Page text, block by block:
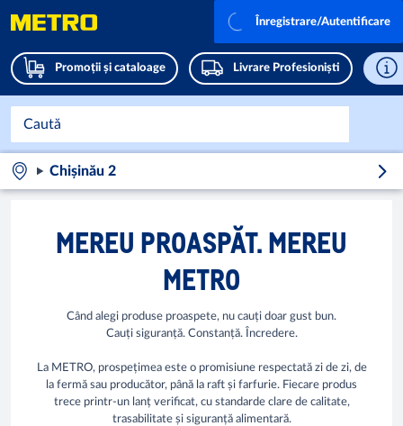
Promoții și cataloage Livrare Profesioniști
Înregistrare/Autentificare
Chișinău 2
MEREU PROASPĂT. MEREU
METRO
Când alegi produse proaspete, nu cauți doar gust bun.
Cauți siguranță. Constanță. Încredere.
La METRO, prospețimea este o promisiune respectată zi de zi, de
la fermă sau producător, până la raft și farfurie. Fiecare produs
trece printr-un lanț verificat, cu standarde clare de calitate,
trasabilitate și siguranță alimentară.